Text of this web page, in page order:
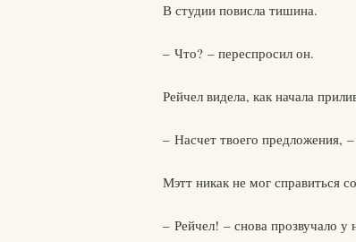
В студии повисла тишина.
– Что? – переспросил он.
Рейчел видела, как начала
– Насчет твоего предложения,
Мэтт никак не мог справиться
– Рейчел! – снова прозвучало у